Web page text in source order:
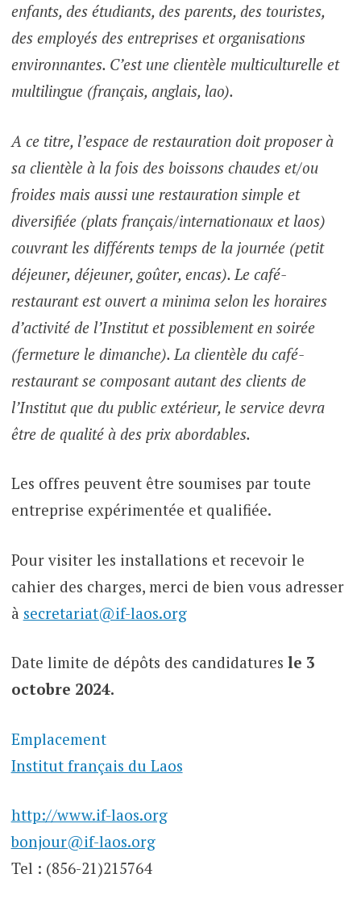
enfants, des étudiants, des parents, des touristes,
des employés des entreprises et organisations
environnantes. C’est une clientèle multiculturelle et
multilingue (français, anglais, lao).
A ce titre, l’espace de restauration doit proposer à
sa clientèle à la fois des boissons chaudes et/ou
froides mais aussi une restauration simple et
diversifiée (plats français/internationaux et laos)
couvrant les différents temps de la journée (petit
déjeuner, déjeuner, goûter, encas). Le café-
restaurant est ouvert a minima selon les horaires
d’activité de l’Institut et possiblement en soirée
(fermeture le dimanche). La clientèle du café-
restaurant se composant autant des clients de
l’Institut que du public extérieur, le service devra
être de qualité à des prix abordables.
Les offres peuvent être soumises par toute
entreprise expérimentée et qualifiée.
Pour visiter les installations et recevoir le
cahier des charges, merci de bien vous adresser
à secretariat@if-laos.org
Date limite de dépôts des candidatures le 3
octobre 2024.
Emplacement
Institut français du Laos
http://www.if-laos.org
bonjour@if-laos.org
Tel : (856-21)215764